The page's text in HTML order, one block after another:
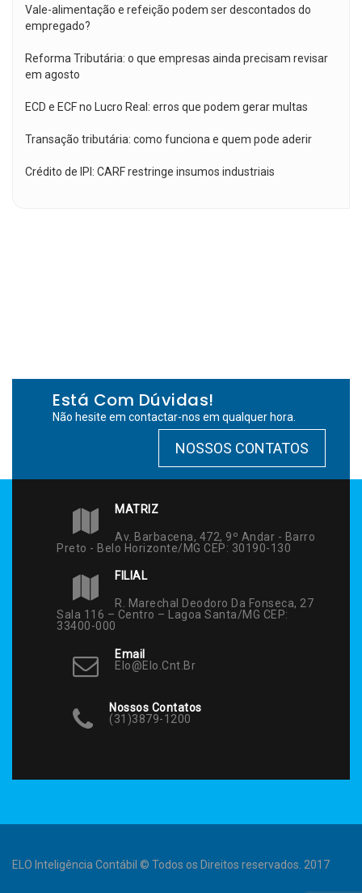
Vale-alimentação e refeição podem ser descontados do
empregado?
Reforma Tributária: o que empresas ainda precisam revisar
em agosto
ECD e ECF no Lucro Real: erros que podem gerar multas
Transação tributária: como funciona e quem pode aderir
Crédito de IPI: CARF restringe insumos industriais
Está Com Dúvidas!
Não hesite em contactar-nos em qualquer hora.
NOSSOS CONTATOS
MATRIZ
Av. Barbacena, 472, 9º Andar - Barro
Preto - Belo Horizonte/MG CEP: 30190-130
FILIAL
R. Marechal Deodoro Da Fonseca, 27
Sala 116 – Centro – Lagoa Santa/MG CEP:
33400-000
Email
Elo@elo.cnt.br
Nossos Contatos
(31)3879-1200
ELO Inteligência Contábil © Todos os Direitos reservados. 2017